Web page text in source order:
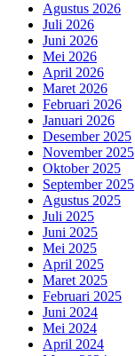
Agustus 2026
Juli 2026
Juni 2026
Mei 2026
April 2026
Maret 2026
Februari 2026
Januari 2026
Desember 2025
November 2025
Oktober 2025
September 2025
Agustus 2025
Juli 2025
Juni 2025
Mei 2025
April 2025
Maret 2025
Februari 2025
Juni 2024
Mei 2024
April 2024